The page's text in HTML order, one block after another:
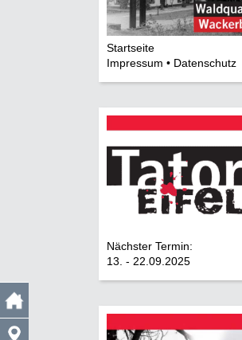
Startseite
Impressum • Datenschutz
Nächster Termin:
13. - 22.09.2025